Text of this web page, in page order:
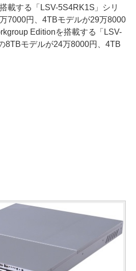
載する「LSV-5S4RK1S」シリ
7000円、4TBモデルが29万8000
Editionを搭載する「LSV-
8TBモデルが24万8000円、4TB